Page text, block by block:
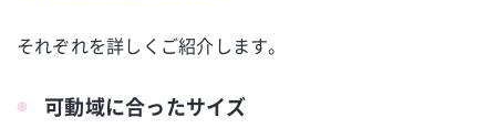
それぞれを詳しくご紹介します。
可動域に合ったサイズ